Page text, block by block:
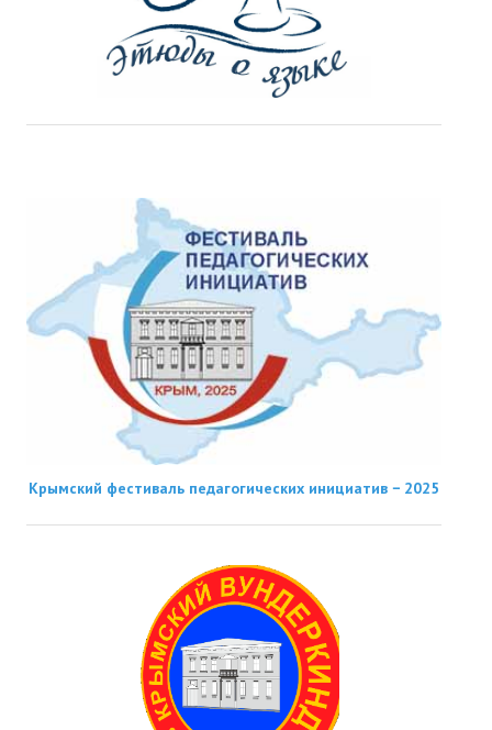
Крымский фестиваль педагогических инициатив − 2025